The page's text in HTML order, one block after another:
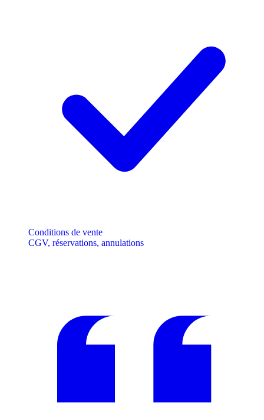
Conditions de vente
CGV, réservations, annulations